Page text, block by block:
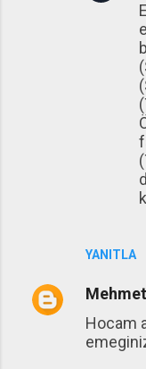
YANITLA
Mehmet
Hocam